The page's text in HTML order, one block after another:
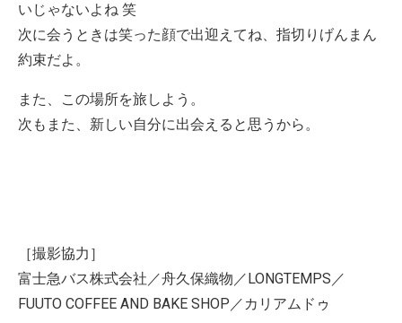
いじゃないよね 笑
次に会うときは笑った顔で出迎えてね、指切りげんまん
約束だよ。
また、この場所を旅しよう。
次もまた、新しい自分に出会えると思うから。
［撮影協力］
富士急バス株式会社／舟久保織物／LONGTEMPS／
FUUTO COFFEE AND BAKE SHOP／カリアムドゥ